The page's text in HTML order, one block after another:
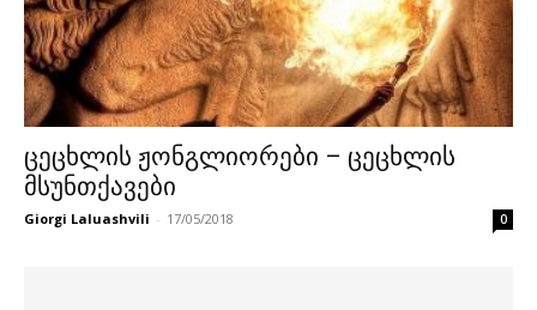
ცეცხლის ჟონგლიორები – ცეცხლის
მსუნთქავები
Giorgi Laluashvili - 17/05/2018 0